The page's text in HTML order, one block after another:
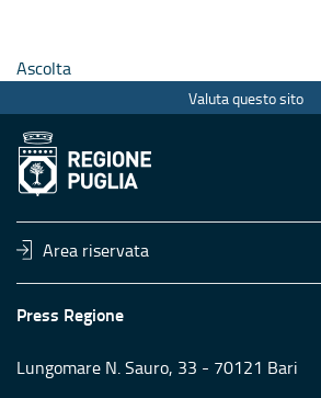
Ascolta
Valuta questo sito
Area riservata
Press Regione
Lungomare N. Sauro, 33 - 70121 Bari